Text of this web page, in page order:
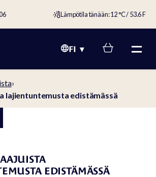
Lämpötila tänään: 12 °C / 53.6 F
FI
›
lajientuntemusta edistämässä
EDISTÄMÄSSÄ